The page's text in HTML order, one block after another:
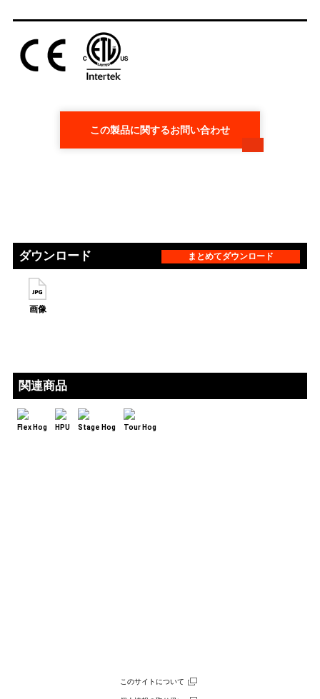
この製品に関するお問い合わせ
ダウンロード まとめてダウンロード
画像
関連商品
Flex Hog HPU Stage Hog Tour Hog
このサイトについて